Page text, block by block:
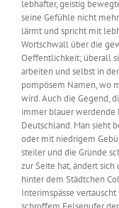
lebhafter, geistig
seine Gefühle nicht
lärmt und spricht mit
Wortschwall über die
Oeffentlichkeit; überall
arbeiten und selbst in
pompösem Namen, wo
wird. Auch die Gegend,
immer blauer werdende
Deutschland. Man sieht
oder mit niedrigem
steiler und die Gründe
zur Seite hat, ändert
hinter dem Städtchen
Interimspässe